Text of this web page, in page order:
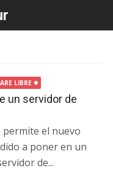
LIBRE
un servidor de
el nuevo
a poner en un
de...